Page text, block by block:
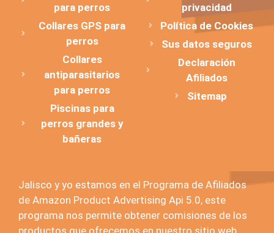
para perros
Collares GPS para
perros
Collares
antiparasitarios
para perros
Piscinas para
perros grandes y
bañeras
privacidad
Política de Cookies
Sus datos seguros
Declaración
Afiliados
Sitemap
Jalisco y yo estamos en el Programa de Afiliados
de Amazon Product Advertising Api 5.0, este
programa nos permite obtener comisiones de los
productos que ofrecemos en nuestro sitio web.